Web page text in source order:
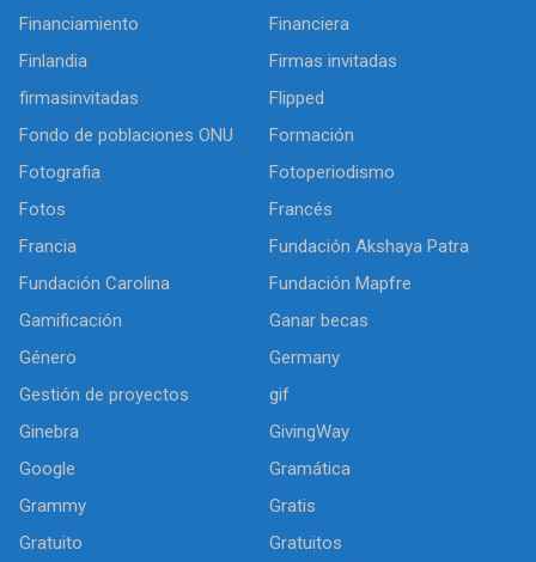
Financiamiento
Financiera
Finlandia
Firmas invitadas
firmasinvitadas
Flipped
Fondo de poblaciones ONU
Formación
Fotografia
Fotoperiodismo
Fotos
Francés
Francia
Fundación Akshaya Patra
Fundación Carolina
Fundación Mapfre
Gamificación
Ganar becas
Género
Germany
Gestión de proyectos
gif
Ginebra
GivingWay
Google
Gramática
Grammy
Gratis
Gratuito
Gratuitos